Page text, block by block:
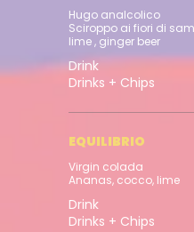
Hugo analcolico
Sciroppo ai fiori di
lime , ginger beer
Drink
Drinks + Chips
EQUILIBRIO
Virgin colada
Ananas, cocco, lime
Drink
Drinks + Chips